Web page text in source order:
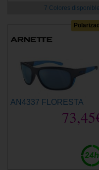
7 Colores
AN4337 FLORESTA